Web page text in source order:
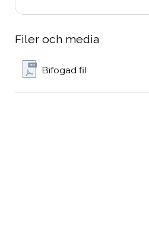
Filer och media
Bifogad fil